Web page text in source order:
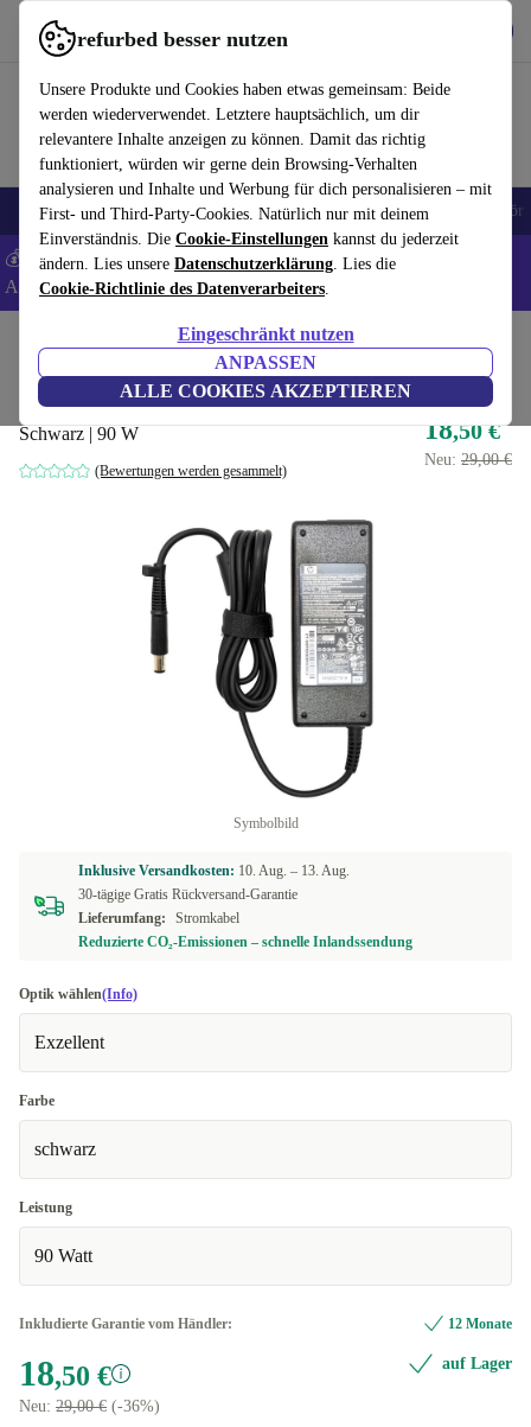
refurbed besser nutzen
Unsere Produkte und Cookies haben etwas gemeinsam: Beide
werden wiederverwendet. Letztere hauptsächlich, um dir
relevantere Inhalte anzeigen zu können. Damit das richtig
funktioniert, würden wir gerne dein Browsing-Verhalten
analysieren und Inhalte und Werbung für dich personalisieren – mit
First- und Third-Party-Cookies. Natürlich nur mit deinem
Einverständnis. Die Cookie-Einstellungen kannst du jederzeit
ändern. Lies unsere Datenschutzerklärung. Lies die
Cookie-Richtlinie des Datenverarbeiters.
Eingeschränkt nutzen
ANPASSEN
ALLE COOKIES AKZEPTIEREN
refurbed schnell und einfach nutzen
🎒 Back to school Handys Laptops Tablets Smartwatches Zubehör
💰 Extra -5% auf Samsung- und Google-Smartphones - Code:
ANDROID5 -AGB
Zubehör Computer Zubehör
HP PA-1900-08R1 Netzteil
Schwarz | 90 W
(Bewertungen werden gesammelt)
18,50 €
Neu: 29,00 €
Symbolbild
Inklusive Versandkosten: 10. Aug. – 13. Aug.
30-tägige Gratis Rückversand-Garantie
Lieferumfang:
Stromkabel
Reduzierte CO₂-Emissionen – schnelle Inlandssendung
Optik wählen(Info)
Exzellent
Farbe
schwarz
Leistung
90 Watt
Inkludierte Garantie vom Händler: 12 Monate
18,50 €
Neu: 29,00 € (-36%)
auf Lager